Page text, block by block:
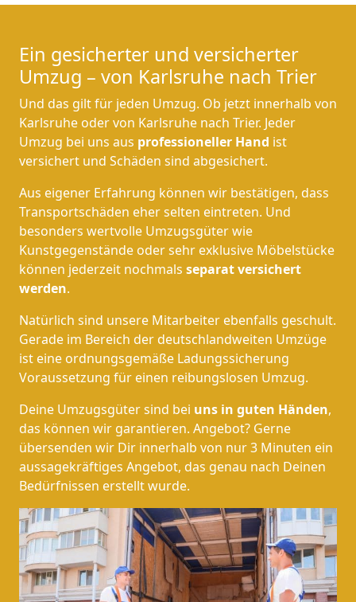
Ein gesicherter und versicherter
Umzug – von Karlsruhe nach Trier
Und das gilt für jeden Umzug. Ob jetzt innerhalb von
Karlsruhe oder von Karlsruhe nach Trier. Jeder
Umzug bei uns aus professioneller Hand ist
versichert und Schäden sind abgesichert.
Aus eigener Erfahrung können wir bestätigen, dass
Transportschäden eher selten eintreten. Und
besonders wertvolle Umzugsgüter wie
Kunstgegenstände oder sehr exklusive Möbelstücke
können jederzeit nochmals separat versichert
werden.
Natürlich sind unsere Mitarbeiter ebenfalls geschult.
Gerade im Bereich der deutschlandweiten Umzüge
ist eine ordnungsgemäße Ladungssicherung
Voraussetzung für einen reibungslosen Umzug.
Deine Umzugsgüter sind bei uns in guten Händen,
das können wir garantieren. Angebot? Gerne
übersenden wir Dir innerhalb von nur 3 Minuten ein
aussagekräftiges Angebot, das genau nach Deinen
Bedürfnissen erstellt wurde.